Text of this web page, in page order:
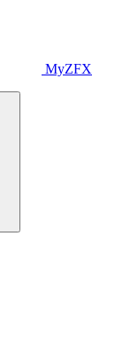
MyZFX